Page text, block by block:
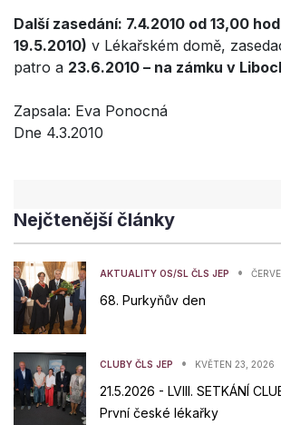
Další zasedání: 7.4.2010 od 13,00
19.5.2010) v Lékařském domě,
patro a 23.6.2010 – na zámku v
Zapsala: Eva Ponocná
Dne 4.3.2010
Nejčtenější články
AKTUALITY OS/SL ČLS JEP •
68. Purkyňův den
CLUBY ČLS JEP • KVĚTEN 23, 2026
21.5.2026 - LVIII. SETKÁNÍ
První české lékařky